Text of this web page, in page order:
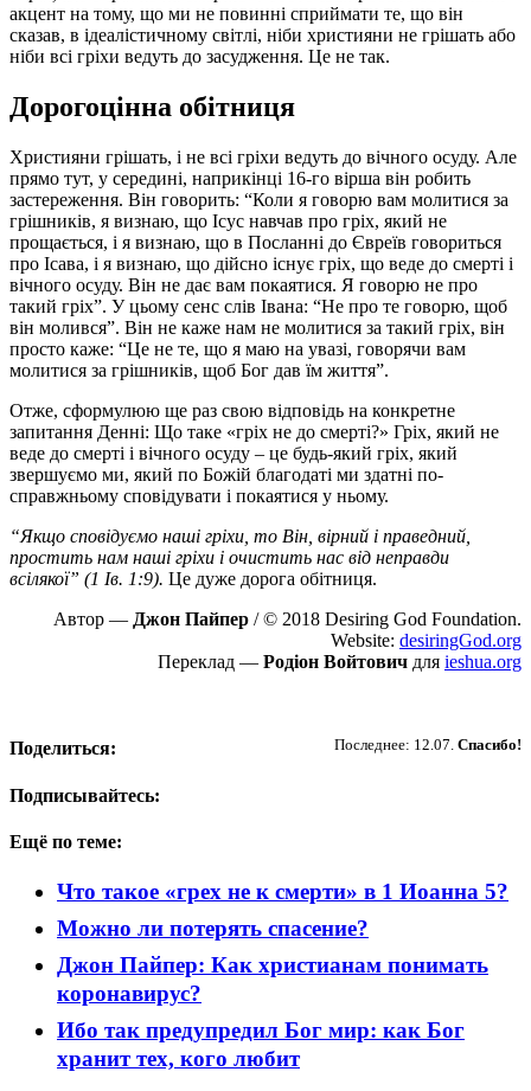
акцент на тому, що ми не повинні сприймати те, що він
сказав, в ідеалістичному світлі, ніби християни не грішать або
ніби всі гріхи ведуть до засудження. Це не так.
Дорогоцінна обітниця
Християни грішать, і не всі гріхи ведуть до вічного осуду. Але
прямо тут, у середині, наприкінці 16-го вірша він робить
застереження. Він говорить: “Коли я говорю вам молитися за
грішників, я визнаю, що Ісус навчав про гріх, який не
прощається, і я визнаю, що в Посланні до Євреїв говориться
про Ісава, і я визнаю, що дійсно існує гріх, що веде до смерті і
вічного осуду. Він не дає вам покаятися. Я говорю не про
такий гріх”. У цьому сенс слів Івана: “Не про те говорю, щоб
він молився”. Він не каже нам не молитися за такий гріх, він
просто каже: “Це не те, що я маю на увазі, говорячи вам
молитися за грішників, щоб Бог дав їм життя”.
Отже, сформулюю ще раз свою відповідь на конкретне
запитання Денні: Що таке «гріх не до смерті?» Гріх, який не
веде до смерті і вічного осуду – це будь-який гріх, який
звершуємо ми, який по Божій благодаті ми здатні по-
справжньому сповідувати і покаятися у ньому.
“Якщо сповідуємо наші гріхи, то Він, вірний і праведний,
простить нам наші гріхи і очистить нас від неправди
всілякої” (1 Ів. 1:9). Це дуже дорога обітниця.
Автор — Джон Пайпер / © 2018 Desiring God Foundation.
Website: desiringGod.org
Переклад — Родіон Войтович для ieshua.org
Последнее: 12.07. Спасибо!
Поделиться:
Подписывайтесь:
Ещё по теме:
Что такое «грех не к смерти» в 1 Иоанна 5?
Можно ли потерять спасение?
Джон Пайпер: Как христианам понимать
коронавирус?
Ибо так предупредил Бог мир: как Бог
хранит тех, кого любит